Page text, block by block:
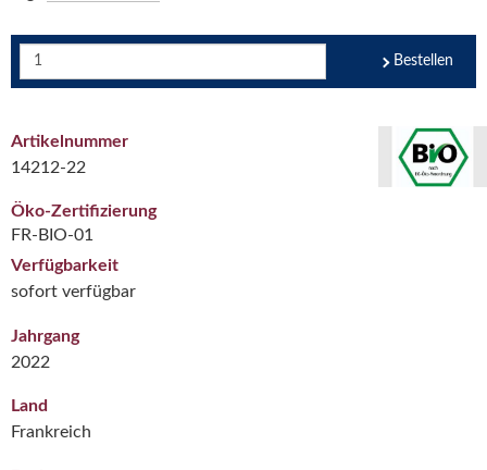
Bestellen
Artikelnummer
14212-22
Öko-Zertifizierung
FR-BIO-01
Verfügbarkeit
sofort verfügbar
Jahrgang
2022
Land
Frankreich